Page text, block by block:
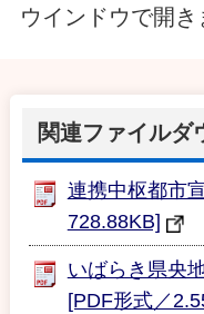
ウインドウで開き
関連ファイルダ
連携中枢都市
728.88KB]
いばらき県央
[PDF形式／